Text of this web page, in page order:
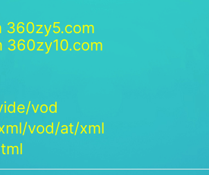
360zy5.com
360zy10.com
vod
vod/at/xml